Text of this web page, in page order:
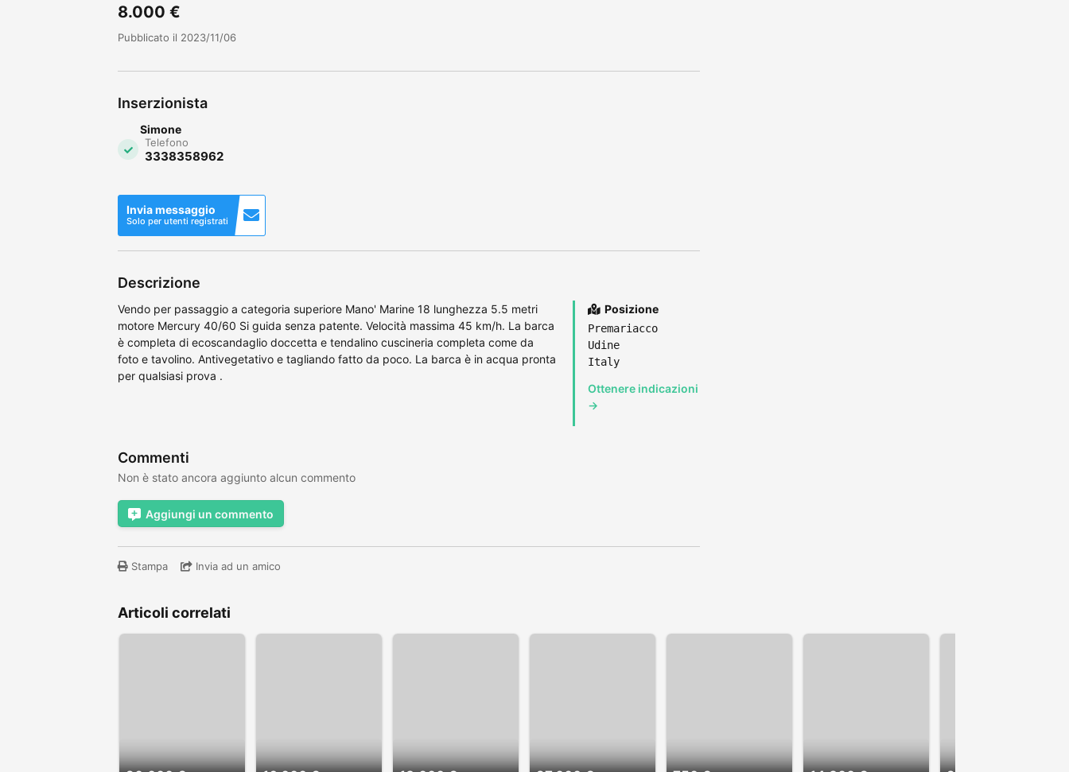
8.000 €
Pubblicato il 2023/11/06
Inserzionista
Simone
Telefono
3338358962
Invia messaggio
Solo per utenti registrati
Descrizione
Vendo per passaggio a categoria superiore Mano' Marine 18 lunghezza 5.5 metri
motore Mercury 40/60 Si guida senza patente. Velocità massima 45 km/h. La barca
è completa di ecoscandaglio doccetta e tendalino cuscineria completa come da
foto e tavolino. Antivegetativo e tagliando fatto da poco. La barca è in acqua pronta
per qualsiasi prova .
Posizione
Premariacco
Udine
Italy
Ottenere indicazioni
→
Commenti
Non è stato ancora aggiunto alcun commento
Aggiungi un commento
Stampa Invia ad un amico
Articoli correlati